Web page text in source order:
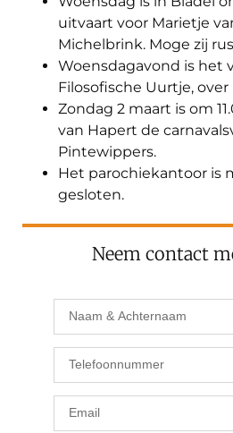
uitvaart voor Marietje
Michelbrink. Moge zij
Woensdagavond is het
Filosofische Uurtje,
Zondag 2 maart is om
van Hapert de
Pintewippers.
Het parochiekantoor is
gesloten.
Neem contact